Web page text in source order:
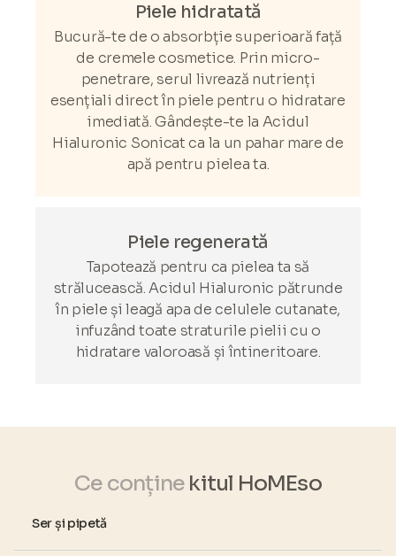
Piele hidratată
Bucură-te de o absorbție superioară față
de cremele cosmetice. Prin micro-
penetrare, serul livrează nutrienți
esențiali direct în piele pentru o hidratare
imediată. Gândește-te la Acidul
Hialuronic Sonicat ca la un pahar mare de
apă pentru pielea ta.
Piele regenerată
Tapotează pentru ca pielea ta să
strălucească. Acidul Hialuronic pătrunde
în piele și leagă apa de celulele cutanate,
infuzând toate straturile pielii cu o
hidratare valoroasă și întineritoare.
Ce conține kitul HoMEso
Ser și pipetă